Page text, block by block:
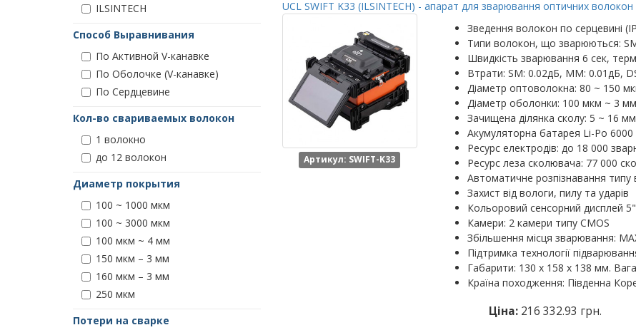
ILSINTECH
Способ Выравнивания
По Активной V-канавке
По Оболочке (V-канавке)
По Сердцевине
Кол-во свариваемых волокон
1 волокно
до 12 волокон
Диаметр покрытия
100 ~ 1000 мкм
100 ~ 3000 мкм
100 мкм ~ 4 мм
150 мкм – 3 мм
160 мкм – 3 мм
250 мкм
Потери на сварке
UCL SWIFT K33 (ILSINTECH) - апарат для зварювання оптичних
Артикул: SWIFT-K33
Зведення волокон по серцевині
Типи волокон, що зварюються:
Швидкість зварювання 6 сек,
Втрати: SM: 0.02дБ, MM: 0.01дБ,
Діаметр оптоволокна: 80 ~ 150
Діаметр оболонки: 100 мкм ~ 3 мм
Зачищена ділянка сколу: 5 ~ 16
Акумуляторна батарея Li-Po
Ресурс електродів: до 18 000
Ресурс леза сколювача: 77 000
Автоматичне розпізнавання типу
Захист від вологи, пилу та ударів
Кольоровий сенсорний дисплей 5"
Камери: 2 камери типу CMOS
Збільшення місця зварювання:
Підтримка технології
Габарити: 130 х 158 х 138 мм.
Країна походження: Південна
Ціна: 216 332.93 грн.